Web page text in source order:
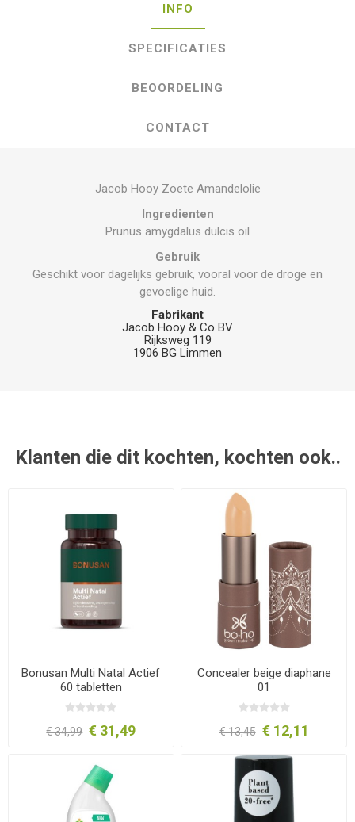
INFO
SPECIFICATIES
BEOORDELING
CONTACT
Jacob Hooy Zoete Amandelolie
Ingredienten
Prunus amygdalus dulcis oil
Gebruik
Geschikt voor dagelijks gebruik, vooral voor de droge en
gevoelige huid.
Fabrikant
Jacob Hooy & Co BV
Rijksweg 119
1906 BG Limmen
Klanten die dit kochten, kochten ook..
Bonusan Multi Natal Actief
60 tabletten
€ 34,99 € 31,49
Concealer beige diaphane
01
€ 13,45 € 12,11